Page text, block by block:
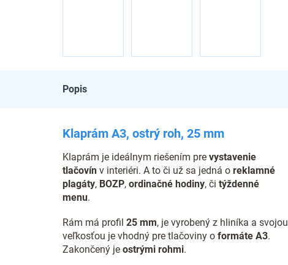
Popis
Klaprám A3, ostrý roh, 25 mm
Klaprám je ideálnym riešením pre vystavenie
tlačovín v interiéri. A to či už sa jedná o reklamné
plagáty, BOZP, ordinačné hodiny, či týždenné
menu.
Rám má profil 25 mm, je vyrobený z hliníka a svojou
veľkosťou je vhodný pre tlačoviny o formáte A3.
Zakončený je ostrými rohmi.